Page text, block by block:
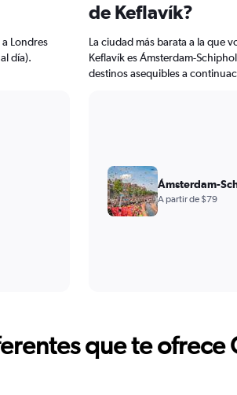
Londres
día).
de Keflavík?
La ciudad más barata a la que
Keflavík es Ámsterdam-
destinos asequibles a
Ámsterdam-
A partir de $79
que te ofrece